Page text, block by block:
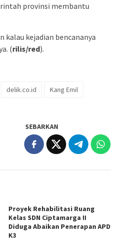
provinsi membantu
kalau kejadian bencananya
(rilis/red).
delik.co.id
Kang Emil
SEBARKAN
Proyek Rehabilitasi Ruang
Kelas SDN Ciptamarga II
Diduga Abaikan Penerapan APD
K3